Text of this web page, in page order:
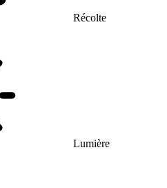
Récolte
Lumière